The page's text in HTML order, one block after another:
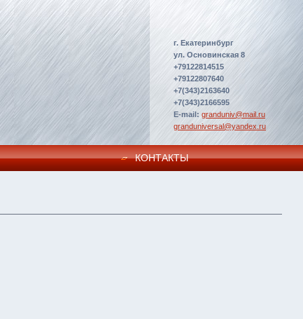
г. Екатеринбург
ул. Основинская 8
+79122814515
+79122807640
+7(343)2163640
+7(343)2166595
E-mail: granduniv@mail.ru
granduniversal@yandex.ru
КОНТАКТЫ